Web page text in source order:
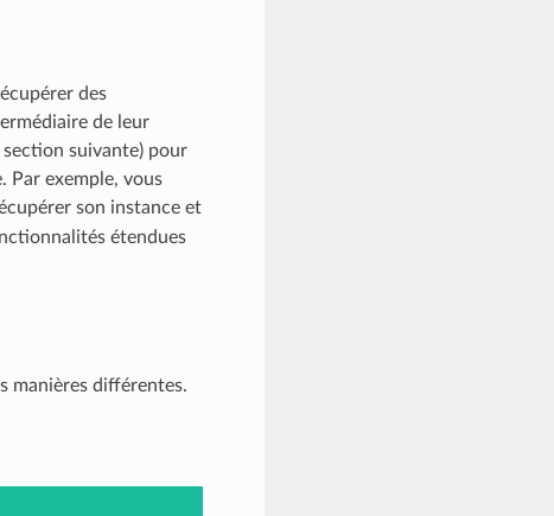
des
de leur
suivante) pour
Par exemple, vous
son instance et
étendues
manières différentes.